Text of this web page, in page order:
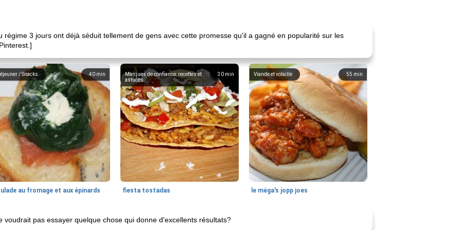
régime 3 jours ont déjà séduit tellement de gens avec cette promesse qu'il a gagné en popularité sur les
40 min
/ Snacks
au fromage et aux épinards
30 min
Marques de confiance: recettes et
astuces
fiesta tostadas
55 min
Viande et volaille
le méga's jopp joes
voudrait pas essayer quelque chose qui donne d'excellents résultats?